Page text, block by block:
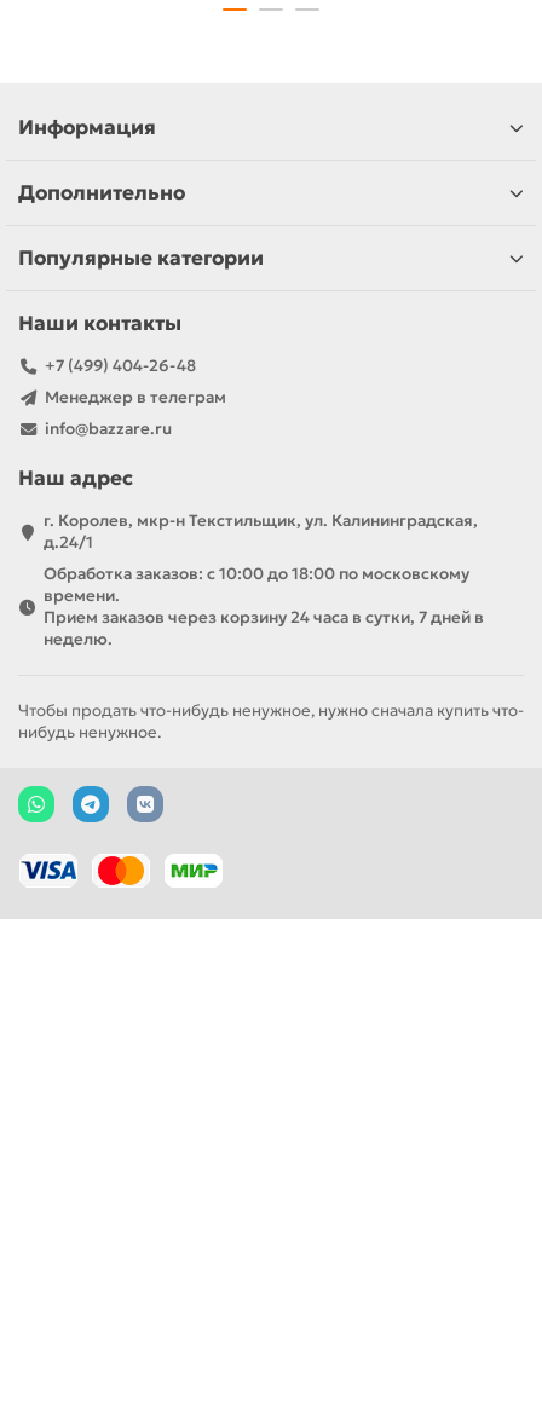
Информация
Дополнительно
Популярные категории
Наши контакты
+7 (499) 404-26-48
Менеджер в телеграм
info@bazzare.ru
Наш адрес
г. Королев, мкр-н Текстильщик, ул. Калининградская,
д.24/1
Обработка заказов: с 10:00 до 18:00 по московскому
времени.
Прием заказов через корзину 24 часа в сутки, 7 дней в
неделю.
Чтобы продать что-нибудь ненужное, нужно сначала купить что-
нибудь ненужное.